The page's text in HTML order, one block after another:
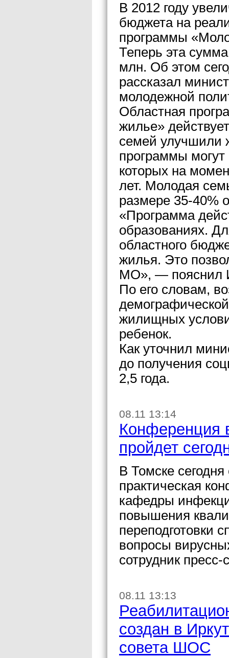
В 2012 году
бюджета на
программы
Теперь эта
млн. Об этом
рассказал
молодежной
Областная
жилье»
семей улучшили
программы
которых на
лет. Молодая
размере 35-40%
«Программа
образованиях.
областного
жилья. Это
МО», — пояснил
По его словам,
жилищных
ребенок.
Как уточнил
до получения
2,5 года.
08.11 13:14
Конференция
пройдет
В Томске
практическая
кафедры
повышения
переподготовки
вопросы
сотрудник
08.11 13:13
создан в
совета ШОС